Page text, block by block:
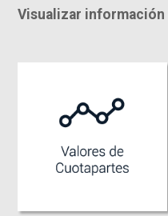
Visualizar información